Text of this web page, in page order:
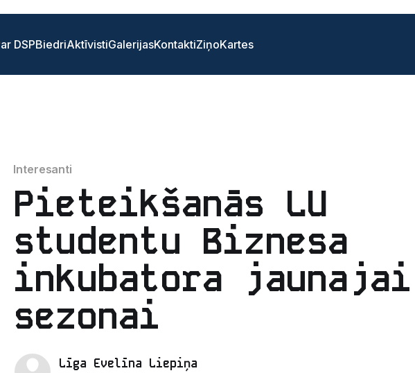
DSPBiedriAktīvistiGalerijasKontaktiZiņoKartes
Interesanti
Pieteikšanās LU
studentu Biznesa
inkubatora jaunajai
sezonai
Līga Evelīna Liepiņa